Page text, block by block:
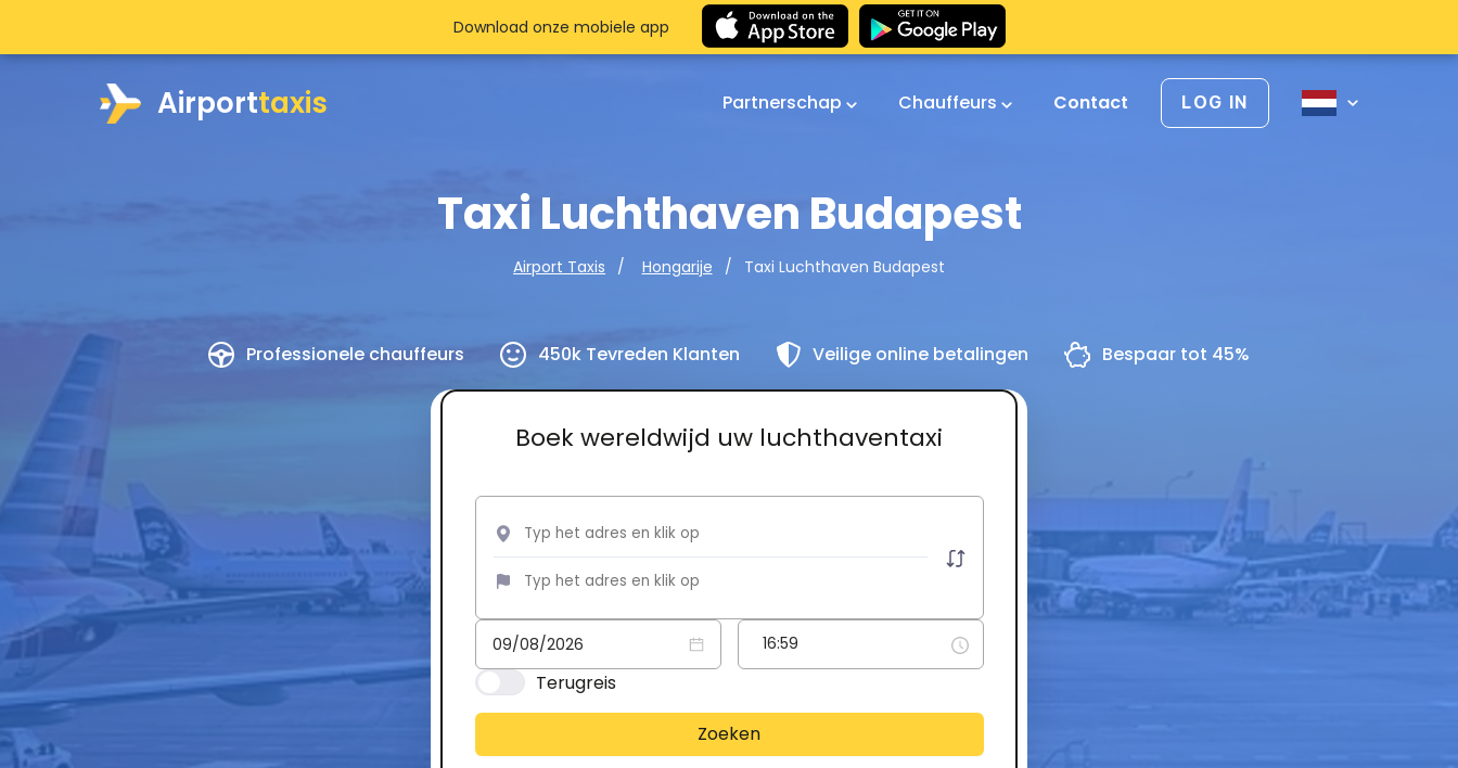
Airporttaxis Partnerschap Chauffeurs Contact LOG IN
Taxi Luchthaven Budapest
Airport Taxis Hongarije Taxi Luchthaven Budapest
Professionele chauffeurs 450k Tevreden Klanten Veilige online betalingen Bespaar tot 45%
Boek wereldwijd uw luchthaventaxi
Terugreis
Zoeken
Download onze mobiele app